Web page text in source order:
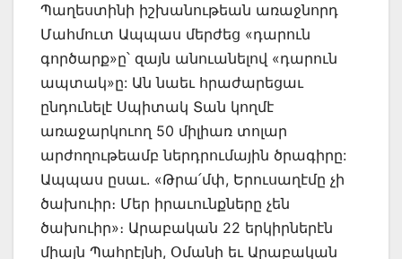
Պաղեստինի իշխանութեան առաջնորդ
Մահմուտ Ապպաս մերժեց «դարուն
գործարք»ը՝ զայն անուանելով «դարուն
ապտակ»ը: Ան նաեւ հրաժարեցաւ
ընդունելէ Սպիտակ Տան կողմէ
առաջարկուող 50 միլիառ տոլար
արժողութեամբ ներդրումային ծրագիրը:
Ապպաս ըսաւ. «Թրա՛մփ, Երուսաղէմը չի
ծախուիր։ Մեր իրաւունքները չեն
ծախուիր»։ Արաբական 22 երկիրներէն
միայն Պահրէյնի, Օմանի եւ Արաբական